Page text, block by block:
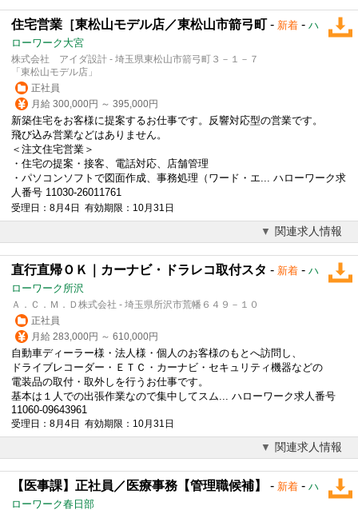
住宅営業［東松山モデル店／東松山市箭弓町- 新着 - ハ
ローワーク大宮
株式会社 アイダ設計 - 埼玉県東松山市箭弓町３－１－７
「東松山モデル店」
正社員
月給 300,000円 ～ 395,000円
新築住宅をお客様に提案するお仕事です。反響対応型の営業です。
飛び込み営業などはありません。
＜注文住宅営業＞
・住宅の提案・接客、電話対応、店舗管理
・パソコンソフトで図面作成、事務処理（ワード・エ... ハローワーク求
人番号 11030-26011761
受理日：8月4日 有効期限：10月31日
関連求人情報
直行直帰ＯＫ｜カーナビ・ドラレコ取付スタ - 新着 - ハ
ローワーク所沢
Ａ．Ｃ．Ｍ．Ｄ株式会社 - 埼玉県所沢市荒幡６４９－１０
正社員
月給 283,000円 ～ 610,000円
自動車ディーラー様・法人様・個人のお客様のもとへ訪問し、
ドライブレコーダー・ＥＴＣ・カーナビ・セキュリティ機器などの
電装品の取付・取外しを行うお仕事です。
基本は１人での出張作業なので集中してスム... ハローワーク求人番号
11060-09643961
受理日：8月4日 有効期限：10月31日
関連求人情報
【医事課】正社員／医療事務【管理職候補】 - 新着 - ハ
ローワーク春日部